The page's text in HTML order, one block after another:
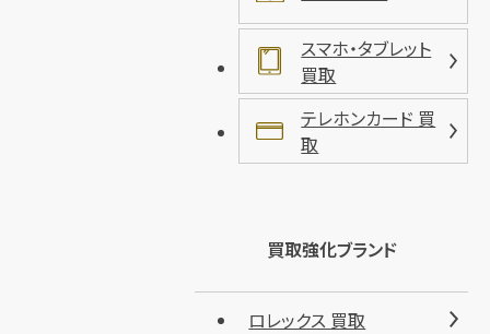
スマホ・タブレット
買取
テレホンカード 買
取
買取強化ブランド
ロレックス 買取